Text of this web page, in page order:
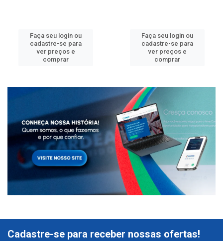
Faça seu login ou
cadastre-se para
ver preços e
comprar
Faça seu login ou
cadastre-se para
ver preços e
comprar
Cadastre-se para receber nossas ofertas!